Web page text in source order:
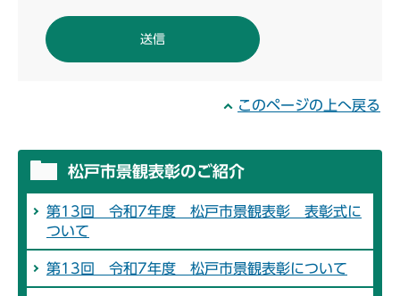
このページの上へ戻る
松戸市景観表彰のご紹介
第13回 令和7年度 松戸市景観表彰 表彰式に
ついて
第13回 令和7年度 松戸市景観表彰について